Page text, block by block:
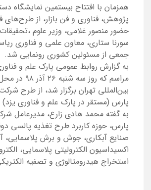
همزمان با افتتاح بیستمین نمایشگاه
پژوهش، فناوری و فن بازار، از طرح‌های
حضور منصور غلامی، وزیر علوم
سورنا ستاری، معاون علمی و فناوری
جمعی از مسئولین کشوری رونمایی شد.
به گزارش روابط عمومی پارک علم و
مراسم که روز سه
بین‌المللی تهران برگزار شد، از طرح
پارس (مستقر در پارک علم و فناوری
به گفته محمد هادی زارع، مدیرعامل
پارس، حوزه کاربرد طرح تغذیه پالسی
صنایع آبکاری، جوش و برش پلاسمایی،
اکسیداسیون الکترولیتی پلاسمایی،
استخراج هیدرومتالوژی و تصفیه